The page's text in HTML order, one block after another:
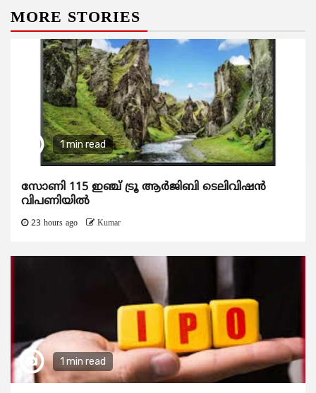
MORE STORIES
1 min read
സോണി 115 ഇഞ്ച് ട്രൂ ആർജിബി ടെലിവിഷൻ
വിപണിയിൽ
23 hours ago Kumar
1 min read